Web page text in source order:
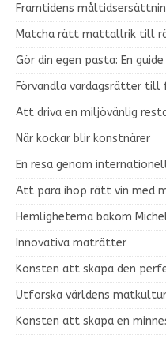
Framtidens
Matcha rätt mattallrik till
Gör din egen pasta: En
Förvandla vardagsrätter
Att driva en miljövänlig
När kockar blir konstnärer
En resa genom
Att para ihop rätt vin med
Hemligheterna bakom
Innovativa maträtter
Konsten att skapa den
Utforska världens
Konsten att skapa en